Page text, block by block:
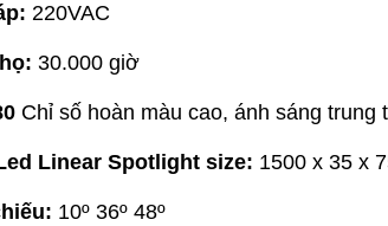
220VAC
30.000 giờ
Chỉ số hoàn màu cao, ánh sáng trung
Linear Spotlight size: 1500 x 35 x
10º 36º 48º